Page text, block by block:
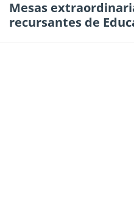
Mesas
recursantes de